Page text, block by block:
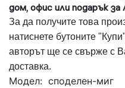
дом, офис или подарък за
За да получите това
натиснете бутоните
авторът ще се свърже с
доставка.
Модел: споделен-миг